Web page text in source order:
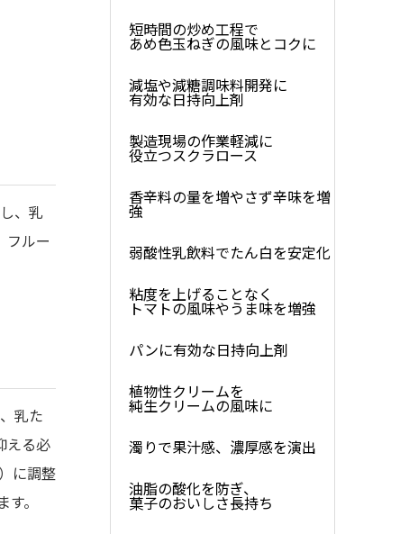
、乳
フルー
乳た
える必
に調整
。
短時間の炒め工程で
あめ色玉ねぎの風味とコクに
減塩や減糖調味料開発に
有効な日持向上剤
製造現場の作業軽減に
役立つスクラロース​
香辛料の量を増やさず辛味を増
強
弱酸性乳飲料でたん白を安定化
粘度を上げることなく
トマトの風味やうま味を増強
パンに有効な日持向上剤
植物性クリームを
純生クリームの風味に
濁りで果汁感、濃厚感を演出
油脂の酸化を防ぎ、
菓子のおいしさ長持ち